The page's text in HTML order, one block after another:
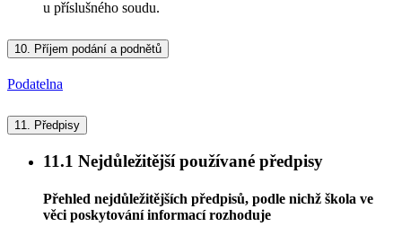
u příslušného soudu.
10. Příjem podání a podnětů
Podatelna
11. Předpisy
11.1 Nejdůležitější používané předpisy
Přehled nejdůležitějších předpisů, podle nichž škola ve
věci poskytování informací rozhoduje